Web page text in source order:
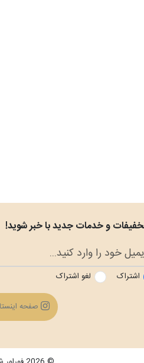
و خدمات جدید با خبر شوید!
اشتراک لغو اشتراک
صفحه